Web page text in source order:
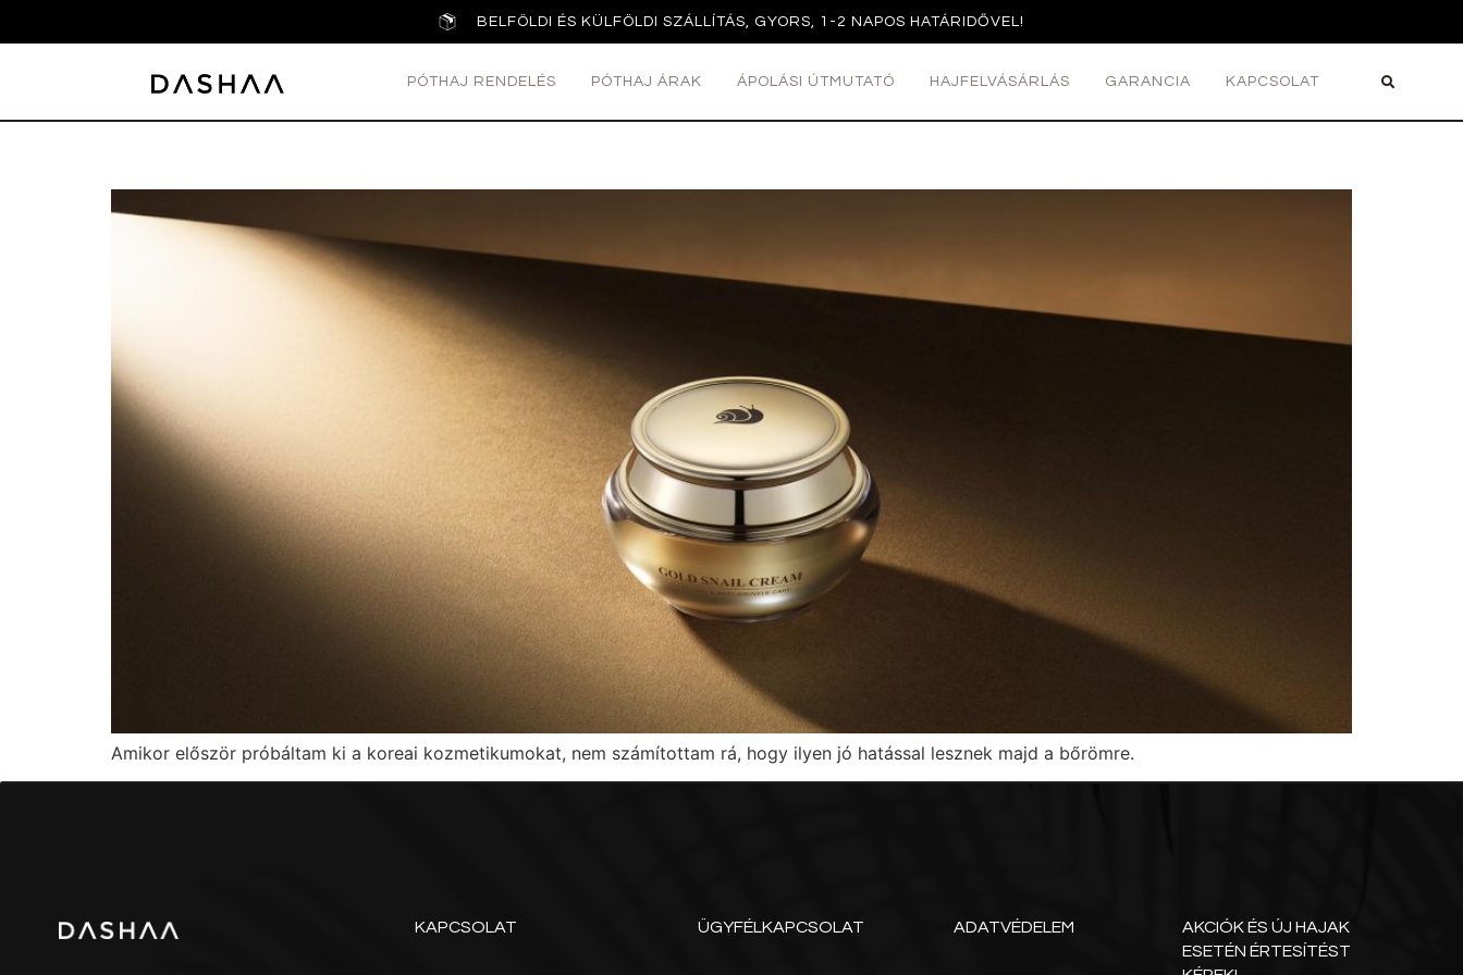
BELFÖLDI ÉS KÜLFÖLDI SZÁLLÍTÁS, GYORS, 1-2 NAPOS HATÁRIDŐVEL!
PÓTHAJ RENDELÉS PÓTHAJ ÁRAK ÁPOLÁSI ÚTMUTATÓ HAJFELVÁSÁRLÁS GARANCIA KAPCSOLAT
Amikor először próbáltam ki a koreai kozmetikumokat, nem számítottam rá, hogy ilyen jó hatással lesznek majd a bőrömre.
KAPCSOLAT ÜGYFÉLKAPCSOLAT ADATVÉDELEM
AKCIÓK ÉS ÚJ HAJAK
ESETÉN ÉRTESÍTÉST